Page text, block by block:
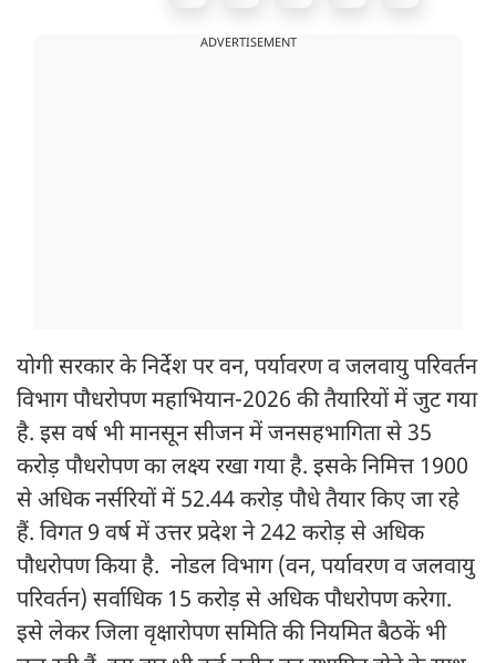
ADVERTISEMENT
योगी सरकार के निर्देश पर वन, पर्यावरण व जलवायु परिवर्तन
विभाग पौधरोपण महाभियान-2026 की तैयारियों में जुट गया
है. इस वर्ष भी मानसून सीजन में जनसहभागिता से 35
करोड़ पौधरोपण का लक्ष्य रखा गया है. इसके निमित्त 1900
से अधिक नर्सरियों में 52.44 करोड़ पौधे तैयार किए जा रहे
हैं. विगत 9 वर्ष में उत्तर प्रदेश ने 242 करोड़ से अधिक
पौधरोपण किया है. नोडल विभाग (वन, पर्यावरण व जलवायु
परिवर्तन) सर्वाधिक 15 करोड़ से अधिक पौधरोपण करेगा.
इसे लेकर जिला वृक्षारोपण समिति की नियमित बैठकें भी